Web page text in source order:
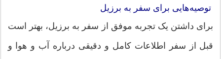
توصیه‌هایی برای سفر به برزیل
برای داشتن یک تجربه موفق از سفر به برزیل، بهتر است
قبل از سفر اطلاعات کامل و دقیقی درباره آب و هوا و